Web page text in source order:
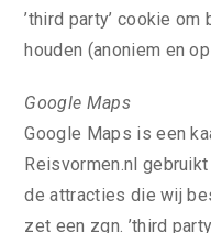
’third party’ cookie
houden (anoniem en
Google Maps
Google Maps is een
Reisvormen.nl
de attracties die wij
zet een zgn. ’third